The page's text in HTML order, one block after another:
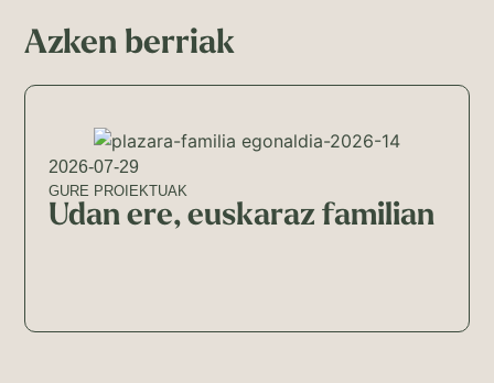
Azken berriak
2026-07-29
GURE PROIEKTUAK
Udan ere, euskaraz familian